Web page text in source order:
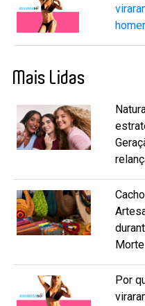
Mais Lidas
Morte
Por